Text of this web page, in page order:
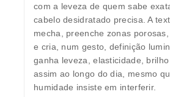
com a leveza de quem sabe
cabelo desidratado precisa. A
mecha, preenche zonas
e cria, num gesto, definição
ganha leveza, elasticidade,
assim ao longo do dia, mesmo
humidade insiste em interferir.